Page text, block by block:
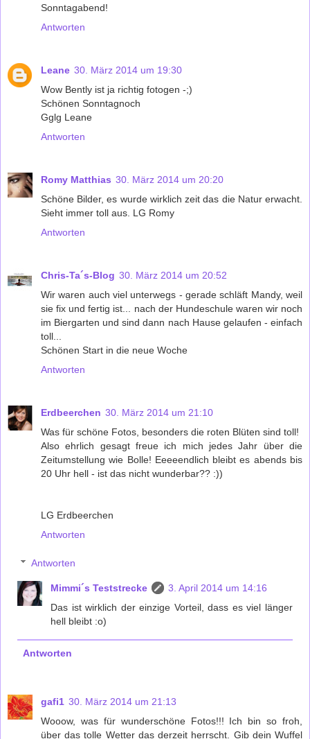
Sonntagabend!
Antworten
Leane 30. März 2014 um 19:30
Wow Bently ist ja richtig fotogen -;)
Schönen Sonntagnoch
Gglg Leane
Antworten
Romy Matthias 30. März 2014 um 20:20
Schöne Bilder, es wurde wirklich zeit das die Natur erwacht.
Sieht immer toll aus. LG Romy
Antworten
Chris-Ta´s-Blog 30. März 2014 um 20:52
Wir waren auch viel unterwegs - gerade schläft Mandy, weil
sie fix und fertig ist... nach der Hundeschule waren wir noch
im Biergarten und sind dann nach Hause gelaufen - einfach
toll...
Schönen Start in die neue Woche
Antworten
Erdbeerchen 30. März 2014 um 21:10
Was für schöne Fotos, besonders die roten Blüten sind toll!
Also ehrlich gesagt freue ich mich jedes Jahr über die
Zeitumstellung wie Bolle! Eeeeendlich bleibt es abends bis
20 Uhr hell - ist das nicht wunderbar?? :))
LG Erdbeerchen
Antworten
Antworten
Mimmi´s Teststrecke
3. April 2014 um 14:16
Das ist wirklich der einzige Vorteil, dass es viel länger
hell bleibt :o)
Antworten
gafi1 30. März 2014 um 21:13
Wooow, was für wunderschöne Fotos!!! Ich bin so froh,
über das tolle Wetter das derzeit herrscht. Gib dein Wuffel